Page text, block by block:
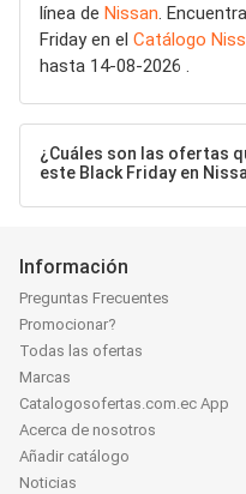
línea de Nissan.
Friday en el Catálogo
hasta 14-08-2026 .
¿Cuáles son las ofertas
este Black Friday en
Información
Preguntas Frecuentes
Promocionar?
Todas las ofertas
Marcas
Catalogosofertas.com.ec App
Acerca de nosotros
Añadir catálogo
Noticias